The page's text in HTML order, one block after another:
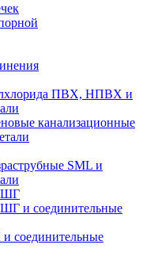
ПВХ, НПВХ и
канализационные
SML и
и соединительные
соединительные